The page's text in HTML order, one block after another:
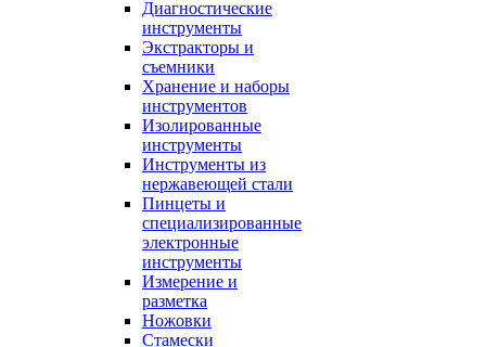
Диагностические
инструменты
Экстракторы и
съемники
Хранение и наборы
инструментов
Изолированные
инструменты
Инструменты из
нержавеющей стали
Пинцеты и
специализированные
электронные
инструменты
Измерение и
разметка
Ножовки
Стамески